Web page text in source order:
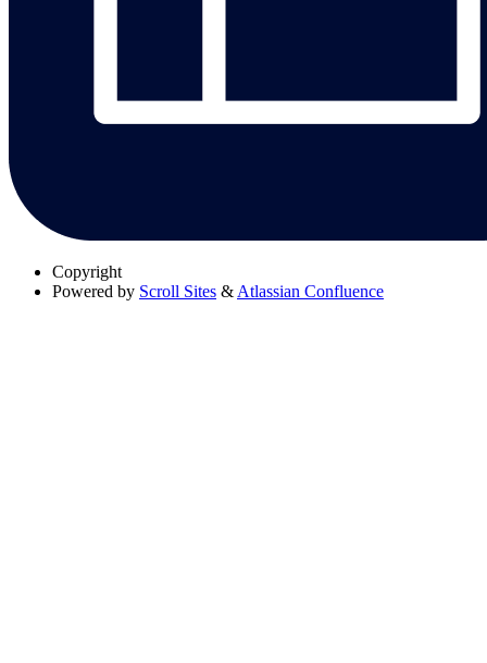
Copyright
Powered by Scroll Sites & Atlassian Confluence